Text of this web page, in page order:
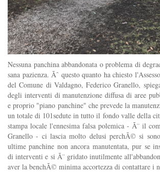
Nessuna panchina abbandonata o problema di
sana pazienza. Ãˆ questo quanto ha chiesto
del Comune di Valdagno, Federico Granello,
degli interventi di manutenzione diffusa di aree
e proprio "piano panchine" che prevede la
un totale di 101sedute in tutto il fondo valle della
stampa locale l'ennesima falsa polemica - Ã¨ il
Granello - ci lascia molto delusi perchÃ© si
ultime panchine non ancora manutentata, pur se
di interventi e si Ã¨ gridato inutilmente
aver la benchÃ© minima accortezza di contattare i